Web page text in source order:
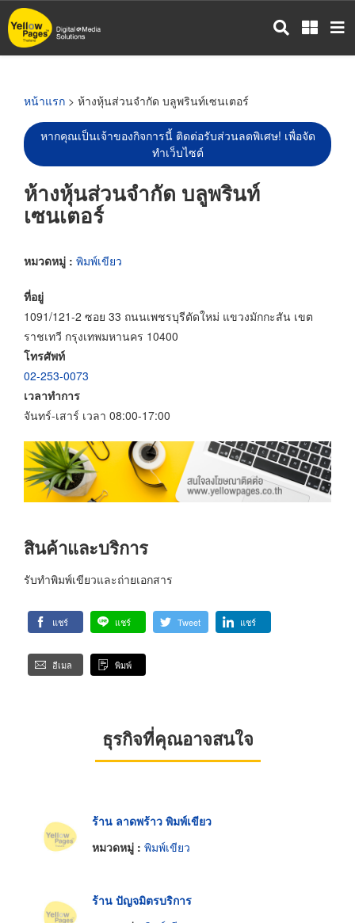
ข้าม
ไป
หน้าแรก > ห้างหุ้นส่วนจำกัด บลูพรินท์เซนเตอร์
หากคุณเป็นเจ้าของกิจการนี้ ติดต่อรับส่วนลดพิเศษ! เพื่อจัด
ทำเว็บไซต์
ห้างหุ้นส่วนจำกัด บลูพรินท์
เซนเตอร์
หมวดหมู่ : พิมพ์เขียว
ที่อยู่
1091/121-2 ซอย 33 ถนนเพชรบุรีตัดใหม่ แขวงมักกะสัน เขต
ราชเทวี กรุงเทพมหานคร 10400
โทรศัพท์
02-253-0073
เวลาทำการ
จันทร์-เสาร์ เวลา 08:00-17:00
สินค้าและบริการ
รับทำพิมพ์เขียวและถ่ายเอกสาร
แชร์ แชร์ Tweet แชร์
อีเมล พิมพ์
ธุรกิจที่คุณอาจสนใจ
ร้าน ลาดพร้าว พิมพ์เขียว
หมวดหมู่ : พิมพ์เขียว
ร้าน ปัญจมิตรบริการ